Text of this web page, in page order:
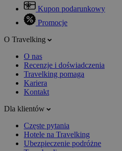
Kupon podarunkowy
Promocje
O Travelking
O nas
Recenzje i doświadczenia
Travelking pomaga
Kariera
Kontakt
Dla klientów
Częste pytania
Hotele na Travelking
Ubezpieczenie podróżne